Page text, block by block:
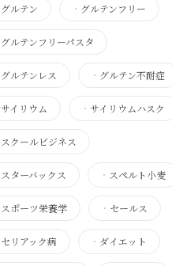
グルテン ・ グルテンフリー
グルテンフリーパスタ
グルテンレス ・ グルテン不耐症
サイリウム ・ サイリウムハスク
スクールビジネス
スターバックス ・ スペルト小麦
スポーツ栄養学 ・ セールス
セリアック病 ・ ダイエット